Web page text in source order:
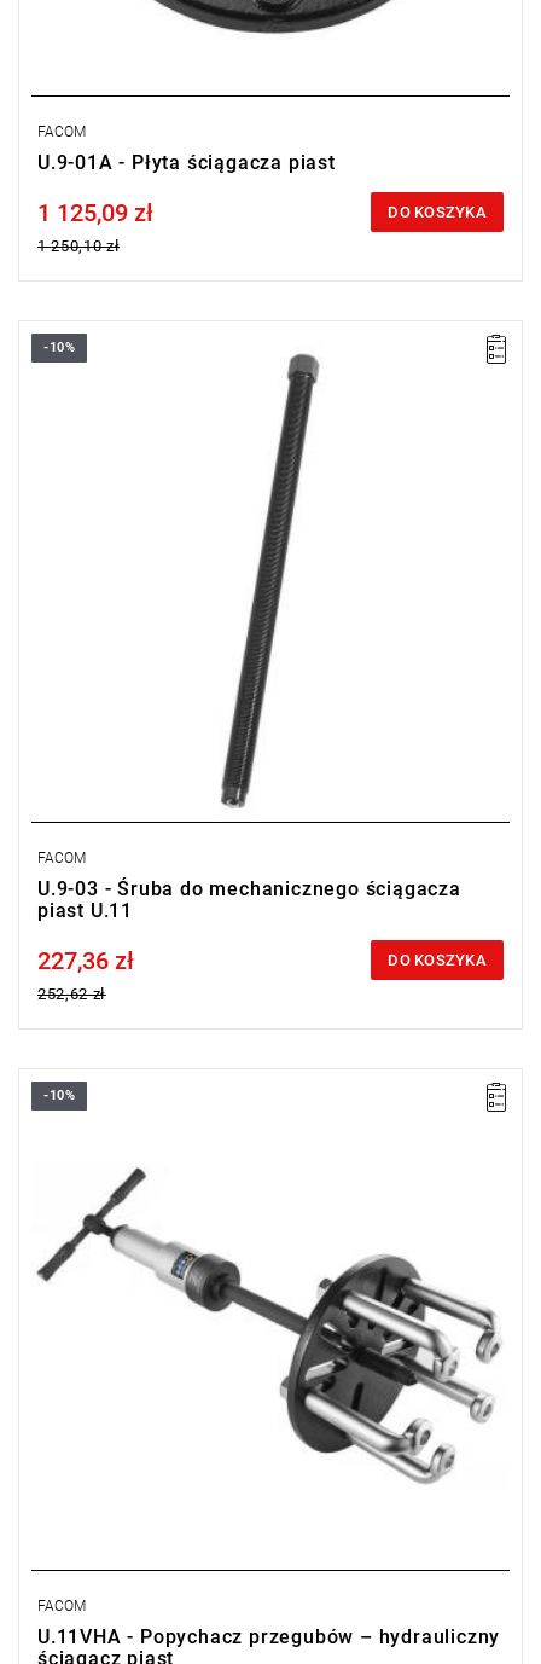
FACOM
U.9-01A - Płyta ściągacza piast
Price tax included
1 125,09 zł
1 250,10 zł
DO KOSZYKA
• Średnica: 19 mm.
-10%
FACOM
U.9-03 - Śruba do mechanicznego ściągacza
piast U.11
Price tax included
227,36 zł
252,62 zł
DO KOSZYKA
Zawiera:
• Płyta U.9-01A
• 1 komplet zaczepów U.9-02
-10%
FACOM
U.11VHA - Popychacz przegubów – hydrauliczny
ściągacz piast